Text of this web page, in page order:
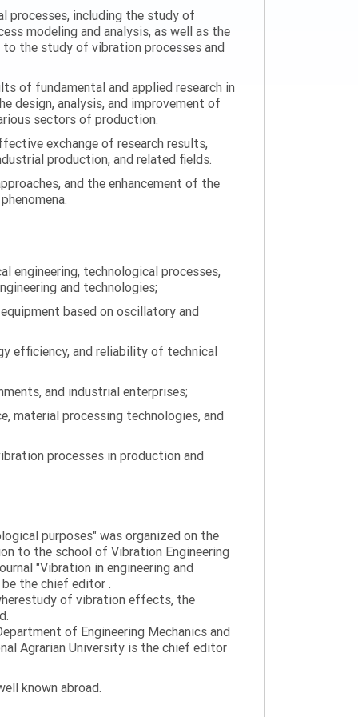
processes, including the study of
modeling and analysis, as well as the
the study of vibration processes and
of fundamental and applied research in
design, analysis, and improvement of
sectors of production.
exchange of research results,
production, and related fields.
and the enhancement of the
engineering, technological processes,
and technologies;
based on oscillatory and
efficiency, and reliability of technical
and industrial enterprises;
material processing technologies, and
processes in production and
purposes" was organized on the
to the school of Vibration Engineering
"Vibration in engineering and
the chief editor .
of vibration effects, the
of Engineering Mechanics and
Agrarian University is the chief editor
known abroad.